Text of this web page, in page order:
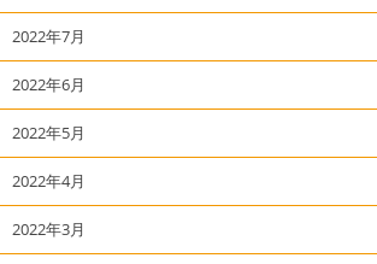
2022年7月
2022年6月
2022年5月
2022年4月
2022年3月